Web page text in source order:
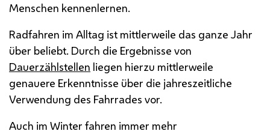
Menschen kennenlernen.
Radfahren im Alltag ist mittlerweile das ganze Jahr
über beliebt. Durch die Ergebnisse von
Dauerzählstellen liegen hierzu mittlerweile
genauere Erkenntnisse über die jahreszeitliche
Verwendung des Fahrrades vor.
Auch im Winter fahren immer mehr